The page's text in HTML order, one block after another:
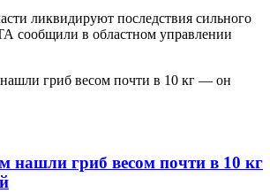
ликвидируют последствия сильного
сообщили в областном управлении
нашли гриб весом почти в 10 кг